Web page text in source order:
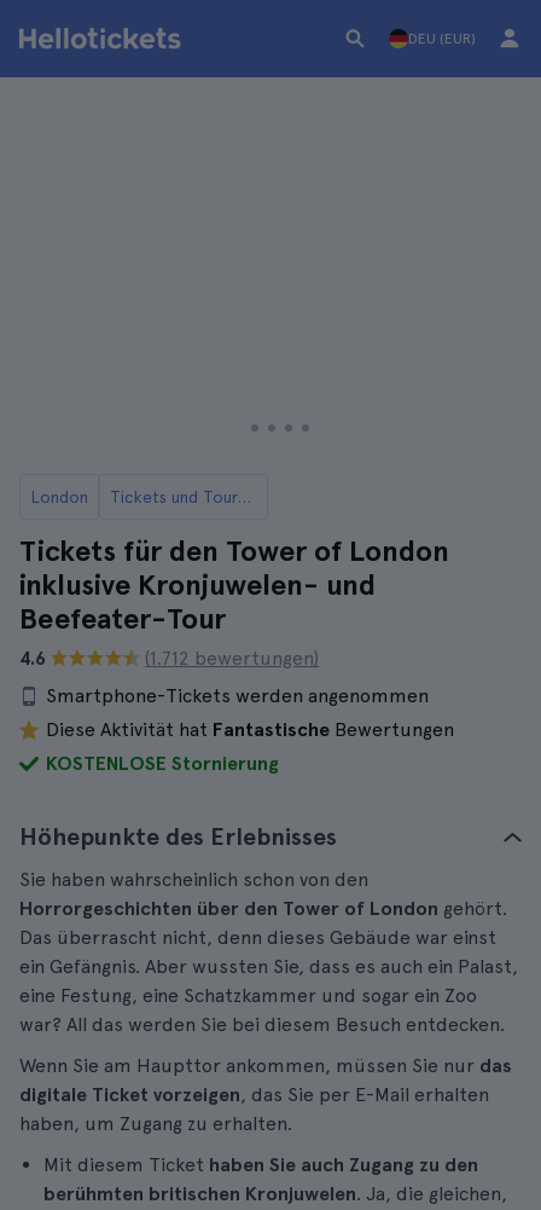
DEU (EUR)
London Tickets und Touren für den Tower of London
Tickets für den Tower of London
inklusive Kronjuwelen- und
Beefeater-Tour
4.6
(1.712 bewertungen)
Smartphone-Tickets werden angenommen
Diese Aktivität hat Fantastische Bewertungen
KOSTENLOSE Stornierung
Höhepunkte des Erlebnisses
Sie haben wahrscheinlich schon von den
Horrorgeschichten über den Tower of London gehört.
Das überrascht nicht, denn dieses Gebäude war einst
ein Gefängnis. Aber wussten Sie, dass es auch ein Palast,
eine Festung, eine Schatzkammer und sogar ein Zoo
war? All das werden Sie bei diesem Besuch entdecken.
Wenn Sie am Haupttor ankommen, müssen Sie nur das
digitale Ticket vorzeigen, das Sie per E-Mail erhalten
haben, um Zugang zu erhalten.
Mit diesem Ticket haben Sie auch Zugang zu den
berühmten britischen Kronjuwelen. Ja, die gleichen,